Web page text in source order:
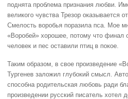
поднята проблема признания любви.
великого чувства Трезор оказывается
Смелость воробья поразила пса. Мое
«Воробей» хорошее, потому что финал
человек и пес оставили птиц в покое.
Таким образом, в свое произведение
Тургенев заложил глубокий смысл.
способна родительская любовь ради
произведении русский писатель хотел